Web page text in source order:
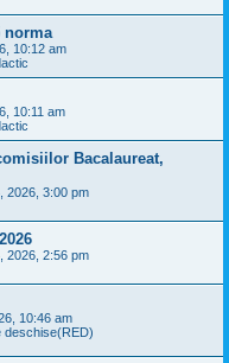
norma
10:12 am
10:11 am
Bacalaureat,
2026, 3:00 pm
2026, 2:56 pm
10:46 am
deschise(RED)